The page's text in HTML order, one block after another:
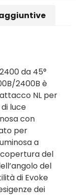
da 45°
2400B è
NL per
luce
con
per
a
del
del
di Evoke
dei